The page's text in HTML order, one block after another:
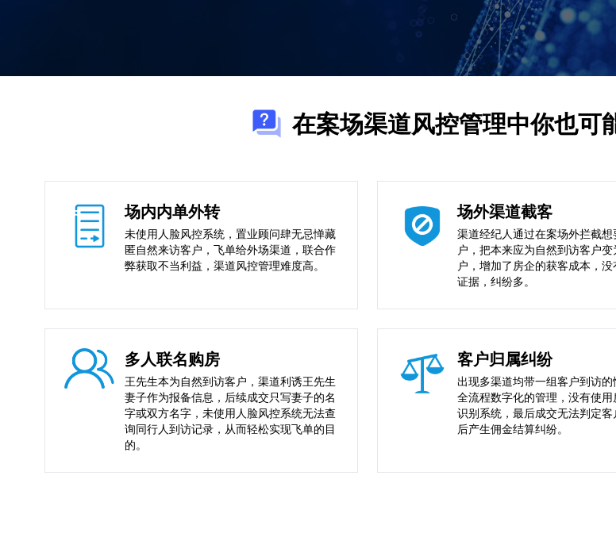
在案场渠道风控管理中你也可
场内内单外转
未使用人脸风控系统，置业顾问肆无忌惮藏
匿自然来访客户，飞单给外场渠道，联合作
弊获取不当利益，渠道风控管理难度高。
场外渠道截客
渠道经纪人通过在案场外拦截想
户，把本来应为自然到访客户变
户，增加了房企的获客成本，
证据，纠纷多。
多人联名购房
王先生本为自然到访客户，渠道利诱王先生
妻子作为报备信息，后续成交只写妻子的名
字或双方名字，未使用人脸风控系统无法查
询同行人到访记录，从而轻松实现飞单的目
的。
客户归属纠纷
出现多渠道均带一组客户到访
全流程数字化的管理，没有使
识别系统，最后成交无法判定
后产生佣金结算纠纷。